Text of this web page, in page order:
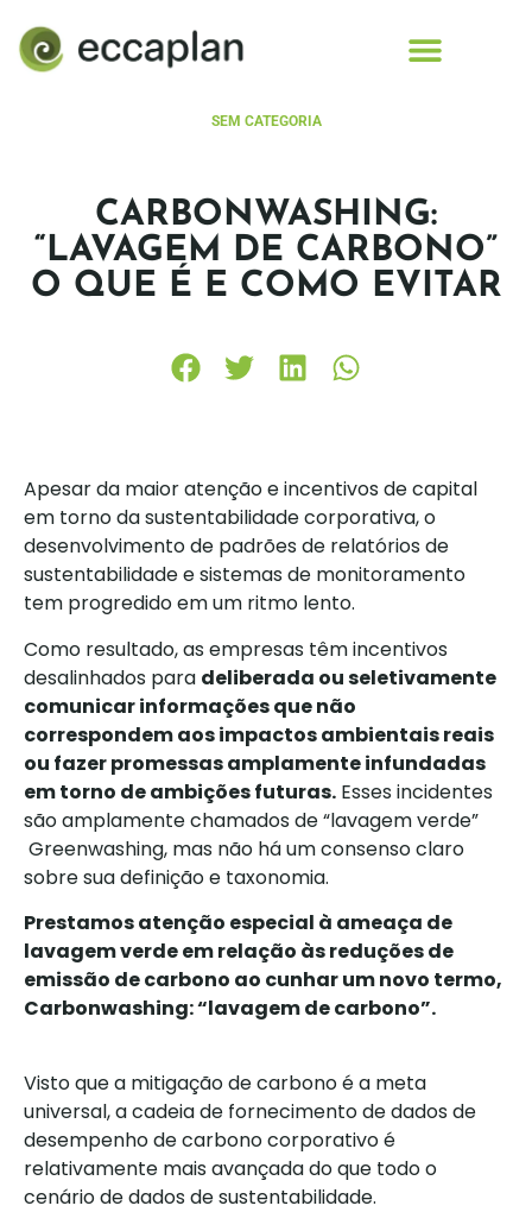
SEM CATEGORIA
CARBONWASHING:
“LAVAGEM DE CARBONO”
O QUE É E COMO EVITAR
Apesar da maior atenção e incentivos de capital
em torno da sustentabilidade corporativa, o
desenvolvimento de padrões de relatórios de
sustentabilidade e sistemas de monitoramento
tem progredido em um ritmo lento.
Como resultado, as empresas têm incentivos
desalinhados para deliberada ou seletivamente
comunicar informações que não
correspondem aos impactos ambientais reais
ou fazer promessas amplamente infundadas
em torno de ambições futuras. Esses incidentes
são amplamente chamados de “lavagem verde”
Greenwashing, mas não há um consenso claro
sobre sua definição e taxonomia.
Prestamos atenção especial à ameaça de
lavagem verde em relação às reduções de
emissão de carbono ao cunhar um novo termo,
Carbonwashing: “lavagem de carbono”.
Visto que a mitigação de carbono é a meta
universal, a cadeia de fornecimento de dados de
desempenho de carbono corporativo é
relativamente mais avançada do que todo o
cenário de dados de sustentabilidade.